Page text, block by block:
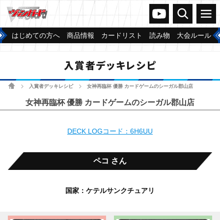
ヴァンガードch
検索 メニュー
はじめての方へ 商品情報 カードリスト 読み物 大会ルール
入賞者デッキレシピ
ホーム 入賞者デッキレシピ 女神再臨杯 優勝 カードゲームのシーガル郡山店
女神再臨杯 優勝 カードゲームのシーガル郡山店
DECK LOGコード：6H6UU
ペコ さん
国家：ケテルサンクチュアリ